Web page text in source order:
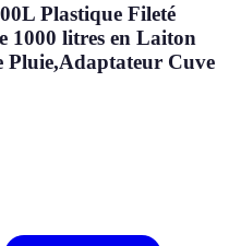
Plastique Fileté
1000 litres en Laiton
Pluie,Adaptateur Cuve